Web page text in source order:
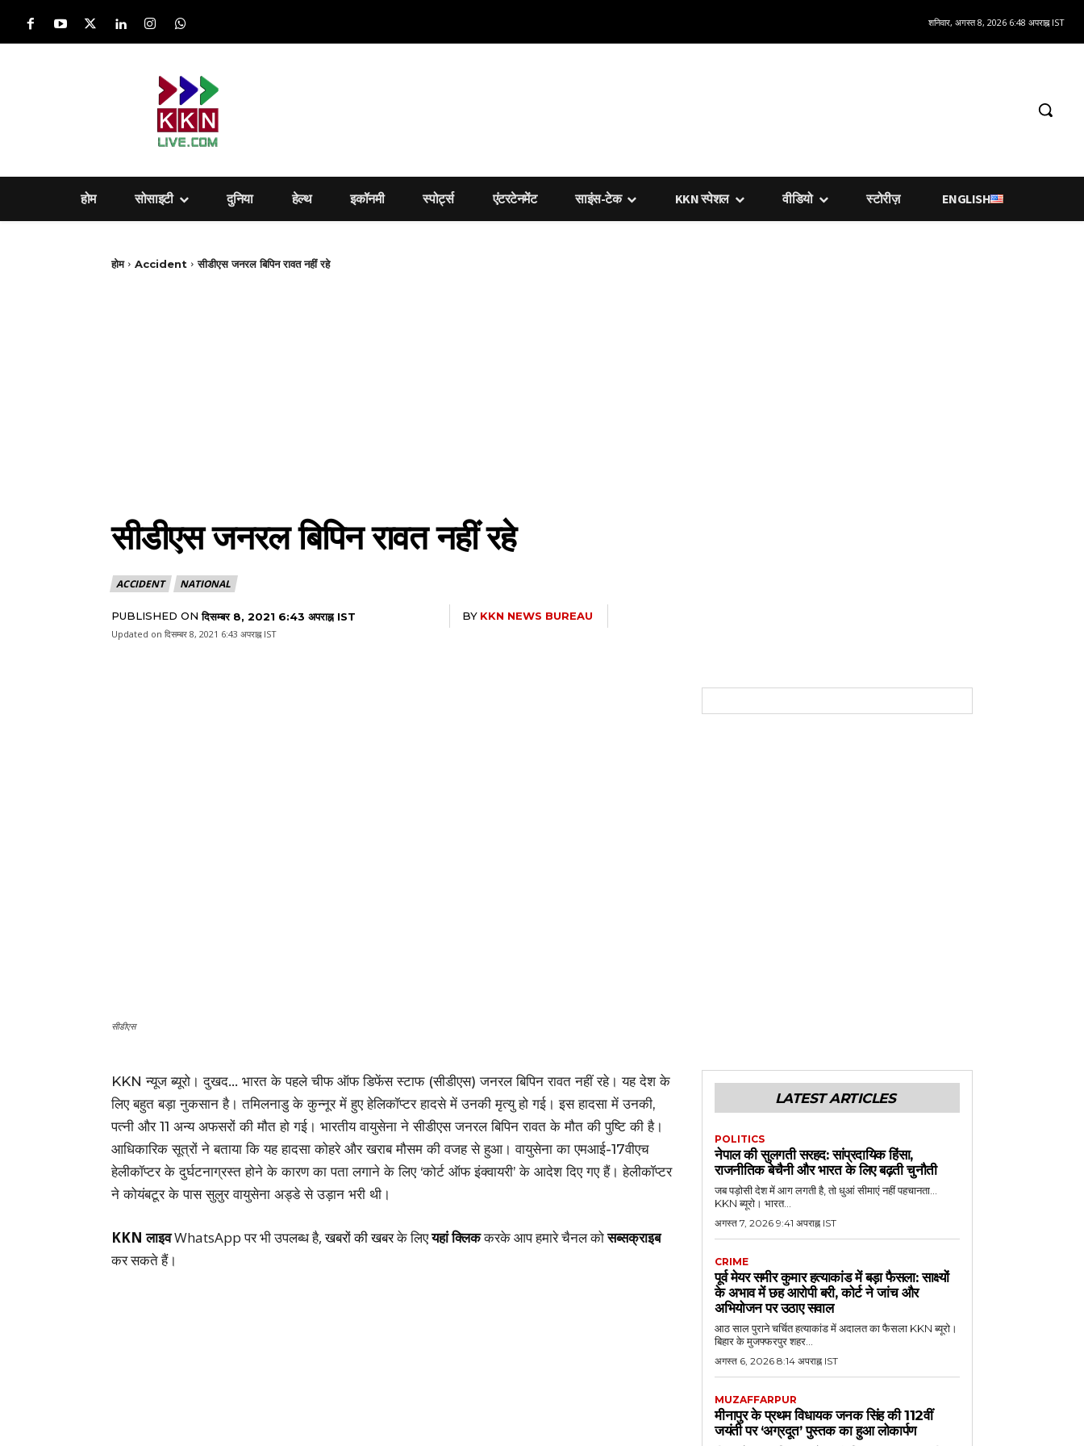
शनिवार, अगस्त 8, 2026 6:48 अपराह्न IST
होम सोसाइटी दुनिया हेल्‍थ इकॉनमी स्पोर्ट्स एंटरटेनमेंट साइंस-टेक KKN स्पेशल वीडियो स्टोरीज़ ENGLISH
होम Accident सीडीएस जनरल बिपिन रावत नहीं रहे
सीडीएस जनरल बिपिन रावत नहीं रहे
ACCIDENT NATIONAL
PUBLISHED ON दिसम्बर 8, 2021 6:43 अपराह्न IST BY KKN NEWS BUREAU
Updated on दिसम्बर 8, 2021 6:43 अपराह्न IST
सीडीएस
KKN न्यूज ब्यूरो। दुखद… भारत के पहले चीफ ऑफ डिफेंस स्टाफ (सीडीएस) जनरल बिपिन रावत नहीं रहे। यह देश के
लिए बहुत बड़ा नुकसान है। तमिलनाडु के कुन्नूर में हुए हेलिकॉप्टर हादसे में उनकी मृत्यु हो गई। इस हादसा में उनकी,
पत्नी और 11 अन्य अफसरों की मौत हो गई। भारतीय वायुसेना ने सीडीएस जनरल बिपिन रावत के मौत की पुष्टि की है।
आधिकारिक सूत्रों ने बताया कि यह हादसा कोहरे और खराब मौसम की वजह से हुआ। वायुसेना का एमआई-17वीएच
हेलीकॉप्टर के दुर्घटनाग्रस्त होने के कारण का पता लगाने के लिए ‘कोर्ट ऑफ इंक्वायरी’ के आदेश दिए गए हैं। हेलीकॉप्टर
ने कोयंबटूर के पास सुलुर वायुसेना अड्डे से उड़ान भरी थी।
KKN लाइवWhatsApp पर भी उपलब्ध है,खबरों की खबरके लिएयहां क्लिककरके आप हमारे चैनल कोसब्सक्राइब
कर सकते हैं।
LATEST ARTICLES
POLITICS
नेपाल की सुलगती सरहद: सांप्रदायिक हिंसा,
राजनीतिक बेचैनी और भारत के लिए बढ़ती चुनौती
जब पड़ोसी देश में आग लगती है, तो धुआं सीमाएं नहीं पहचानता...
KKN ब्यूरो। भारत...
अगस्त 7, 2026 9:41 अपराह्न IST
CRIME
पूर्व मेयर समीर कुमार हत्याकांड में बड़ा फैसला: साक्ष्यों
के अभाव में छह आरोपी बरी, कोर्ट ने जांच और
अभियोजन पर उठाए सवाल
आठ साल पुराने चर्चित हत्याकांड में अदालत का फैसला KKN ब्यूरो।
बिहार के मुजफ्फरपुर शहर...
अगस्त 6, 2026 8:14 अपराह्न IST
MUZAFFARPUR
मीनापुर के प्रथम विधायक जनक सिंह की 112वीं
जयंती पर ‘अग्रदूत’ पुस्तक का हुआ लोकार्पण